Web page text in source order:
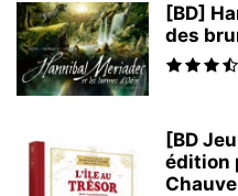
[BD]
des
[BD
édition